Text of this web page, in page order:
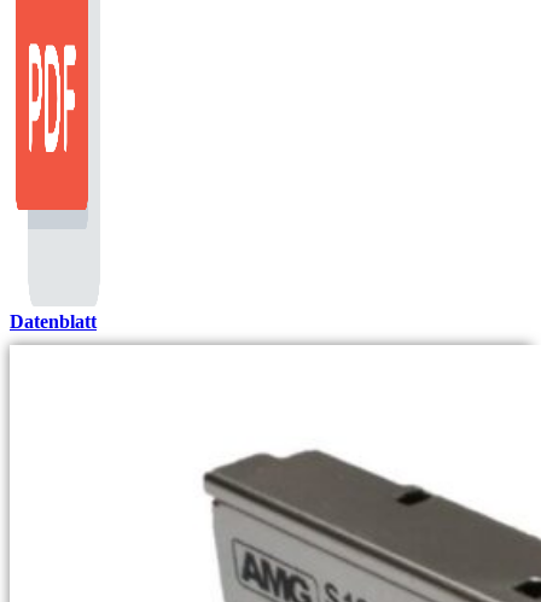
Datenblatt